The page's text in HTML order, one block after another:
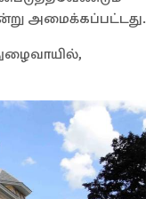
அமைக்கப்பட்டது.